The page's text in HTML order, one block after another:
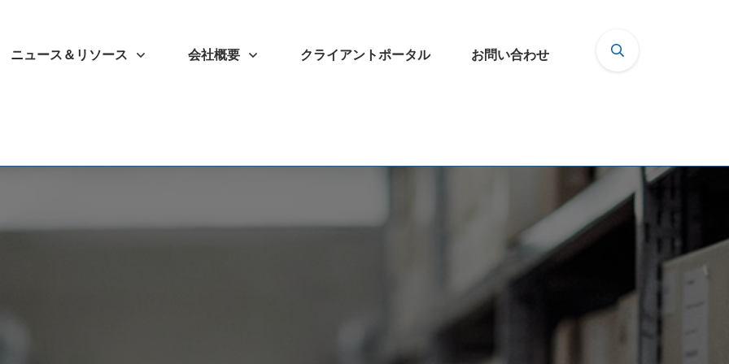
ニュース＆リソース 会社概要 クライアントポータル お問い合わせ